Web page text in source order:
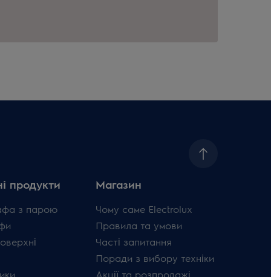
продукти
з парою
Магазин
Чому саме Electrolux
Правила та умови
Часті запитання
Поради з вибору техніки
Акції та розпродажі